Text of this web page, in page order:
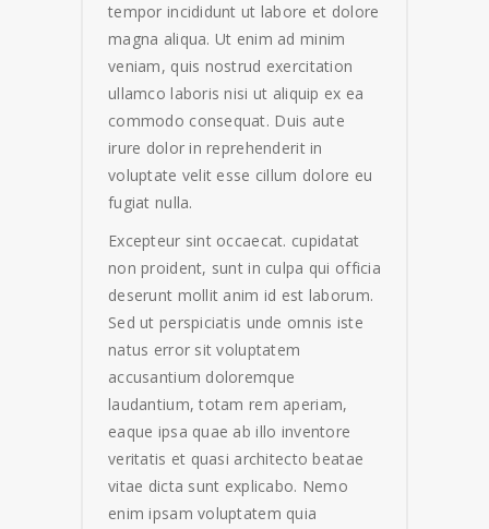
tempor incididunt ut labore et dolore
magna aliqua. Ut enim ad minim
veniam, quis nostrud exercitation
ullamco laboris nisi ut aliquip ex ea
commodo consequat. Duis aute
irure dolor in reprehenderit in
voluptate velit esse cillum dolore eu
fugiat nulla.
Excepteur sint occaecat. cupidatat
non proident, sunt in culpa qui officia
deserunt mollit anim id est laborum.
Sed ut perspiciatis unde omnis iste
natus error sit voluptatem
accusantium doloremque
laudantium, totam rem aperiam,
eaque ipsa quae ab illo inventore
veritatis et quasi architecto beatae
vitae dicta sunt explicabo. Nemo
enim ipsam voluptatem quia